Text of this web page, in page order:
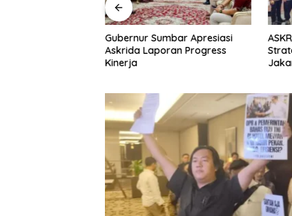
Gubernur Sumbar Apresiasi
Askrida Laporan Progress
Kinerja